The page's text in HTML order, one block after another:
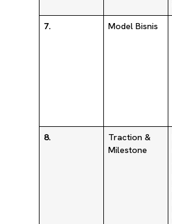
7.
Model Bisnis
8.
Traction &
Milestone